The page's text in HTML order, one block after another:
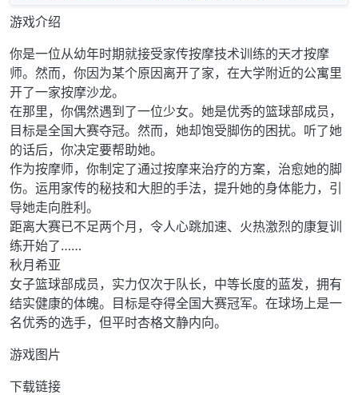
游戏介绍
你是一位从幼年时期就接受家传按摩技术训练的天才按摩
师。然而，你因为某个原因离开了家，在大学附近的公寓里
开了一家按摩沙龙。
在那里，你偶然遇到了一位少女。她是优秀的篮球部成员，
目标是全国大赛夺冠。然而，她却饱受脚伤的困扰。听了她
的话后，你决定要帮助她。
作为按摩师，你制定了通过按摩来治疗的方案，治愈她的脚
伤。运用家传的秘技和大胆的手法，提升她的身体能力，引
导她走向胜利。
距离大赛已不足两个月，令人心跳加速、火热激烈的康复训
练开始了……
秋月希亚
女子篮球部成员，实力仅次于队长，中等长度的蓝发，拥有
结实健康的体魄。目标是夺得全国大赛冠军。在球场上是一
名优秀的选手，但平时杏格文静内向。
游戏图片
下载链接